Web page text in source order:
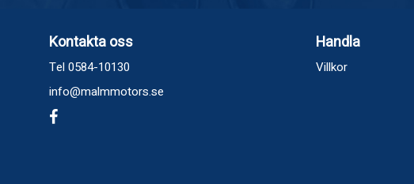
Kontakta oss
Tel 0584-10130
info@malmmotors.se
Handla
Villkor